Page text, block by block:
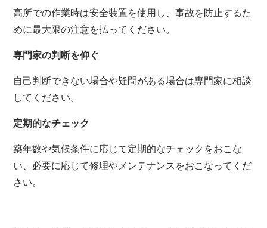
高所での作業時は安全装置を使用し、事故を防止するた
めに最大限の注意を払ってください。
専門家の判断を仰ぐ
自己判断できない場合や疑問がある場合は専門家に相談
してください。
定期的なチェック
築年数や気候条件に応じて定期的なチェックをおこな
い、必要に応じて修理やメンテナンスをおこなってくだ
さい。